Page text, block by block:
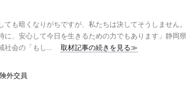
ても暗くなりがちですが、私たちは決してそうしません
に、安心して今日を生きるための力でもあります」静岡
社会の「もし...
取材記事の続きを見る≫
外交員